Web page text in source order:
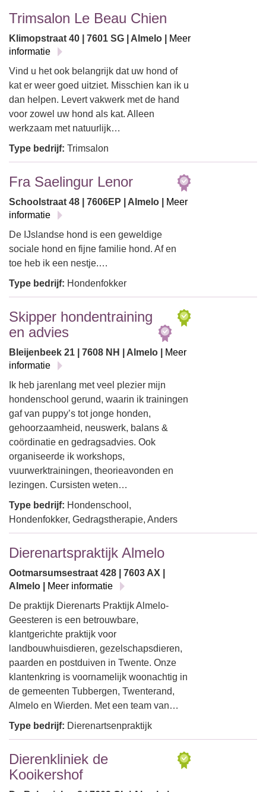
Trimsalon Le Beau Chien
Klimopstraat 40 | 7601 SG | Almelo |
Meer
informatie
Vind u het ook belangrijk dat uw hond of
kat er weer goed uitziet. Misschien kan ik u
dan helpen. Levert vakwerk met de hand
voor zowel uw hond als kat. Alleen
werkzaam met natuurlijk…
Type bedrijf: Trimsalon
Fra Saelingur Lenor
Schoolstraat 48 | 7606EP | Almelo |
Meer
informatie
De IJslandse hond is een geweldige
sociale hond en fijne familie hond. Af en
toe heb ik een nestje.…
Type bedrijf: Hondenfokker
Skipper hondentraining
en advies
Bleijenbeek 21 | 7608 NH | Almelo |
Meer
informatie
Ik heb jarenlang met veel plezier mijn
hondenschool gerund, waarin ik trainingen
gaf van puppy’s tot jonge honden,
gehoorzaamheid, neuswerk, balans &
coördinatie en gedragsadvies. Ook
organiseerde ik workshops,
vuurwerktrainingen, theorieavonden en
lezingen. Cursisten weten…
Type bedrijf: Hondenschool,
Hondenfokker, Gedragstherapie, Anders
Dierenartspraktijk Almelo
Ootmarsumsestraat 428 | 7603 AX |
Almelo |
Meer informatie
De praktijk Dierenarts Praktijk Almelo-
Geesteren is een betrouwbare,
klantgerichte praktijk voor
landbouwhuisdieren, gezelschapsdieren,
paarden en postduiven in Twente. Onze
klantenkring is voornamelijk woonachtig in
de gemeenten Tubbergen, Twenterand,
Almelo en Wierden. Met een team van…
Type bedrijf: Dierenartsenpraktijk
Dierenkliniek de
Kooikershof